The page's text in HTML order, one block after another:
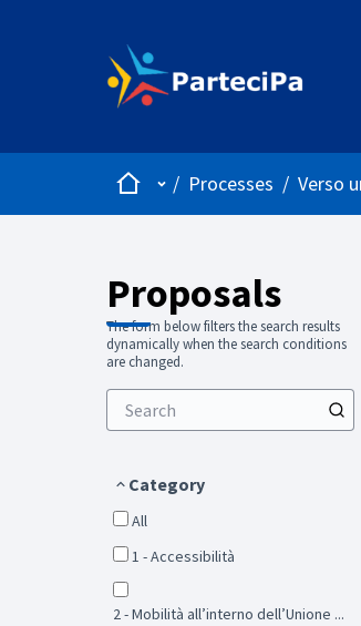
HomeMain menu
/ Processes / Verso
Proposals
The form below filters the search results
dynamically when the search conditions
are changed.
Category
All
1 - Accessibilità
2 - Mobilità all’interno dell’Unione ...